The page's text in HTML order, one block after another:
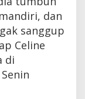
dan
sanggup
Celine
di